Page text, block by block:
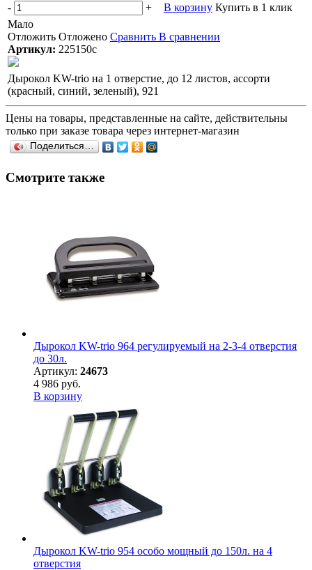
-
+ В корзину Купить в 1 клик
Мало
Отложить Отложено Сравнить В сравнении
Артикул: 225150с
Дырокол KW-trio на 1 отверстие, до 12 листов, ассорти
(красный, синий, зеленый), 921
Цены на товары, представленные на сайте, действительны
только при заказе товара через интернет-магазин
Поделиться…
Смотрите также
Дырокол KW-trio 964 регулируемый на 2-3-4 отверстия
до 30л.
Артикул: 24673
4 986 руб.
В корзину
Дырокол KW-trio 954 особо мощный до 150л. на 4
отверстия